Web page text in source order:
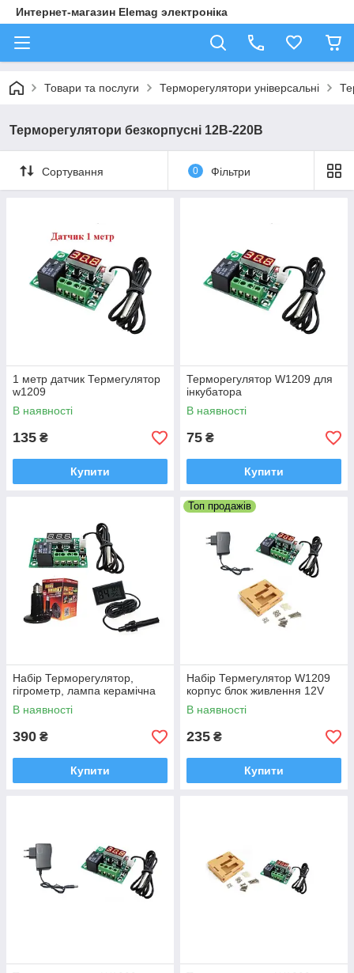
Интернет-магазин Elemag электроніка
Товари та послуги Терморегулятори універсальні
Терморегулятори безкорпусні 12В-220В
Сортування 0 Фільтри
1 метр датчик Термегулятор
w1209
В наявності
135 ₴
Купити
Терморегулятор W1209 для
інкубатора
В наявності
75 ₴
Купити
Набір Терморегулятор,
гігрометр, лампа керамічна
В наявності
390 ₴
Купити
Топ продажів
Набір Термегулятор W1209
корпус блок живлення 12V
В наявності
235 ₴
Купити